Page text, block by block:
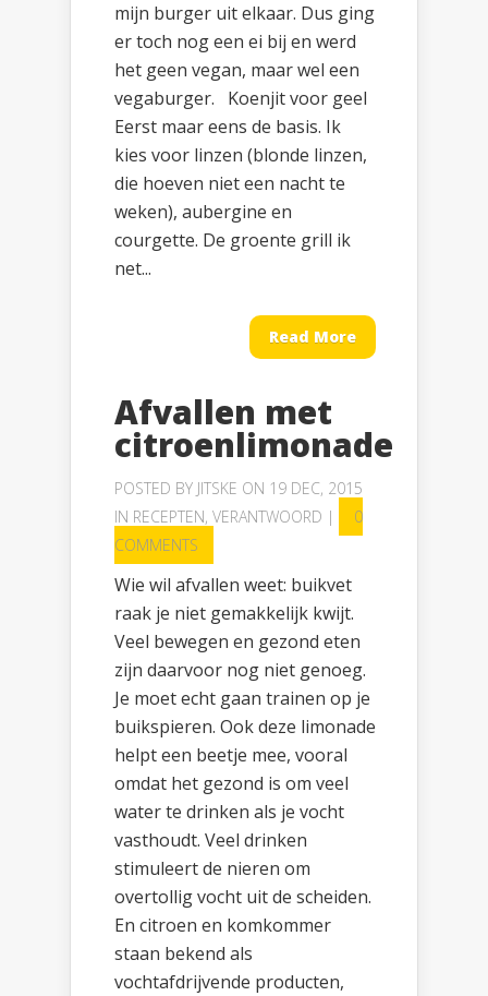
mijn burger uit elkaar. Dus ging
er toch nog een ei bij en werd
het geen vegan, maar wel een
vegaburger. Koenjit voor geel
Eerst maar eens de basis. Ik
kies voor linzen (blonde linzen,
die hoeven niet een nacht te
weken), aubergine en
courgette. De groente grill ik
net...
Read More
Afvallen met
citroenlimonade
POSTED BY JITSKE ON 19 DEC, 2015
IN RECEPTEN, VERANTWOORD |
0
COMMENTS
Wie wil afvallen weet: buikvet
raak je niet gemakkelijk kwijt.
Veel bewegen en gezond eten
zijn daarvoor nog niet genoeg.
Je moet echt gaan trainen op je
buikspieren. Ook deze limonade
helpt een beetje mee, vooral
omdat het gezond is om veel
water te drinken als je vocht
vasthoudt. Veel drinken
stimuleert de nieren om
overtollig vocht uit de scheiden.
En citroen en komkommer
staan bekend als
vochtafdrijvende producten,